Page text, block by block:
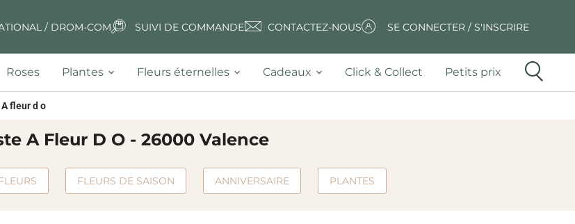
/ DROM-COM SUIVI DE COMMANDE CONTACTEZ-NOUS SE CONNECTER / S'INSCRIRE
Roses Plantes Fleurs éternelles Cadeaux Click & Collect Petits prix
A fleur d o
A Fleur D O - 26000 Valence
FLEURS DE SAISON ANNIVERSAIRE PLANTES